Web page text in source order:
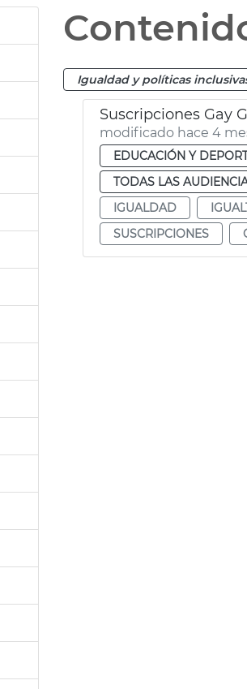
Igualdad y políticas
Suscripciones Gay
modificado hace 4
EDUCACIÓN Y
TODAS LAS
IGUALDAD
SUSCRIPCIONES